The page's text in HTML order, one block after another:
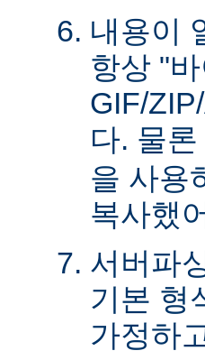
내용이
항상 "
GIF/
다. 물
을 사용
복사했
서버파
기본 형
가정하